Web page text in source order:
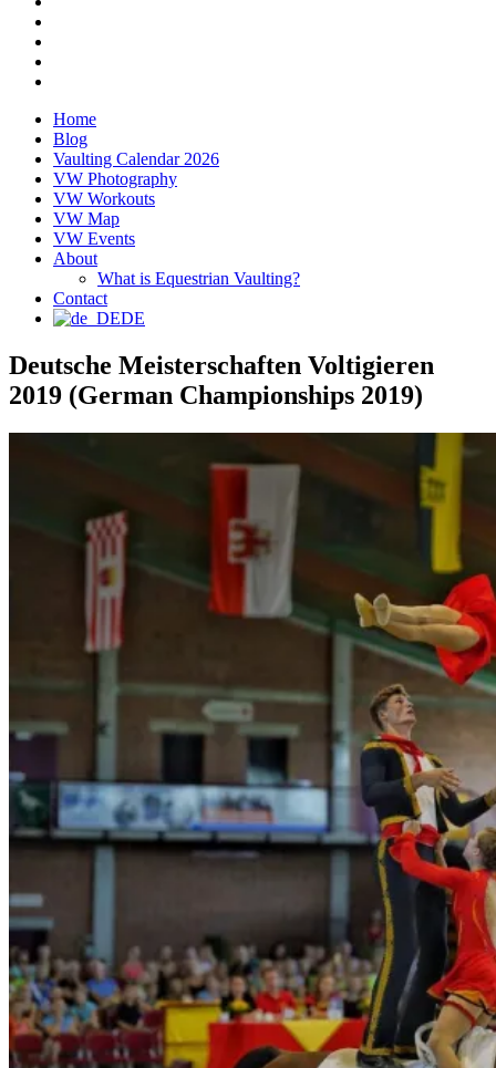
Home
Blog
Vaulting Calendar 2026
VW Photography
VW Workouts
VW Map
VW Events
About
What is Equestrian Vaulting?
Contact
DE
Deutsche Meisterschaften Voltigieren
2019 (German Championships 2019)